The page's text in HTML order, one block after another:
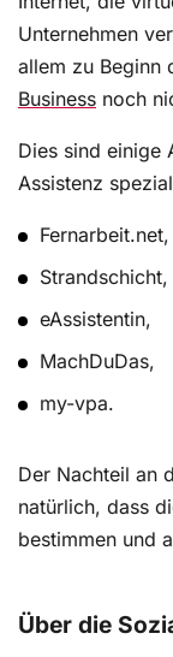
Unternehmen
allem zu Beginn
Business noch
Dies sind einige
Assistenz
Fernarbeit.net,
Strandschicht,
eAssistentin,
MachDuDas,
my-vpa.
Der Nachteil an
natürlich, dass
bestimmen und
Über die